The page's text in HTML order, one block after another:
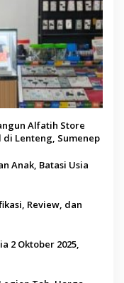
Alfatih Store
di Lenteng, Sumenep
Anak, Batasi Usia
Review, dan
2 Oktober 2025,